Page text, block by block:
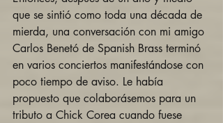
que se sintió como toda una década de
mierda, una conversación con mi amigo
Carlos Benetó de Spanish Brass terminó
en varios conciertos manifestándose con
poco tiempo de aviso. Le había
propuesto que colaborásemos para un
tributo a Chick Corea cuando fuese